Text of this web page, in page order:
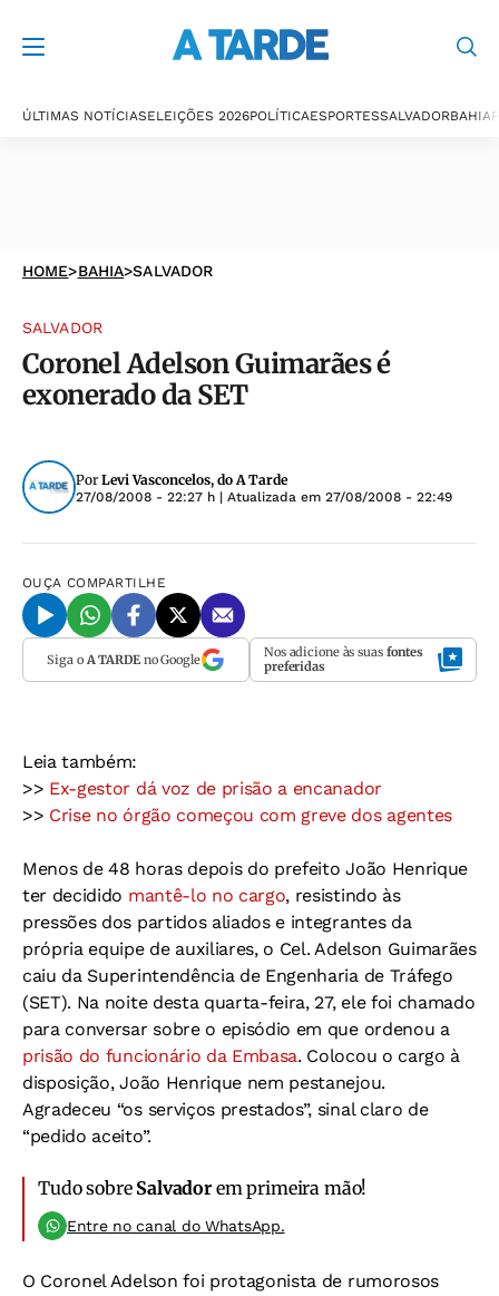
ÚLTIMAS NOTÍCIASELEIÇÕES 2026POLÍTICAESPORTESSALVADORBAHIA
HOME>BAHIA>SALVADOR
SALVADOR
Coronel Adelson Guimarães é
exonerado da SET
Por Levi Vasconcelos, do A Tarde
27/08/2008 - 22:27 h | Atualizada em 27/08/2008 - 22:49
OUÇA COMPARTILHE
Siga o A TARDEno Google Nos adicione às suas fontes
preferidas
Leia também:
>> Ex-gestor dá voz de prisão a encanador
>> Crise no órgão começou com greve dos agentes
Menos de 48 horas depois do prefeito João Henrique
ter decidido mantê-lo no cargo, resistindo às
pressões dos partidos aliados e integrantes da
própria equipe de auxiliares, o Cel. Adelson Guimarães
caiu da Superintendência de Engenharia de Tráfego
(SET). Na noite desta quarta-feira, 27, ele foi chamado
para conversar sobre o episódio em que ordenou a
prisão do funcionário da Embasa. Colocou o cargo à
disposição, João Henrique nem pestanejou.
Agradeceu “os serviços prestados”, sinal claro de
“pedido aceito”.
Tudo sobre Salvadorem primeira mão!
Entre no canal do WhatsApp.
O Coronel Adelson foi protagonista de rumorosos